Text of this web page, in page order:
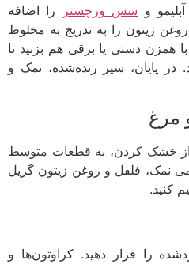
وسس ورچستررا اضافه
زیتون را به تدریج به مخلوط
دستی یا برقی هم بزنید تا
سیر رنده‌شده، نمک و
کردن، به قطعات متوسط
فلفل و روغن زیتون گریل
قرار دهید. کراوتون‌ها و